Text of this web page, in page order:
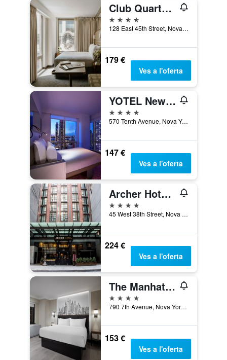
Club Quarters Hotel Grand Central
4 estrelles
128 East 45th Street, Nova York, NY, Estats Units
179 €
Ves a l'oferta
YOTEL New York
4 estrelles
570 Tenth Avenue, Nova York, NY, Estats Units
147 €
Ves a l'oferta
Archer Hotel New York
4 estrelles
45 West 38th Street, Nova York, NY, Estats Units
224 €
Ves a l'oferta
The Manhattan at Times Square by IHG
4 estrelles
790 7th Avenue, Nova York, NY, Estats Units
153 €
Ves a l'oferta